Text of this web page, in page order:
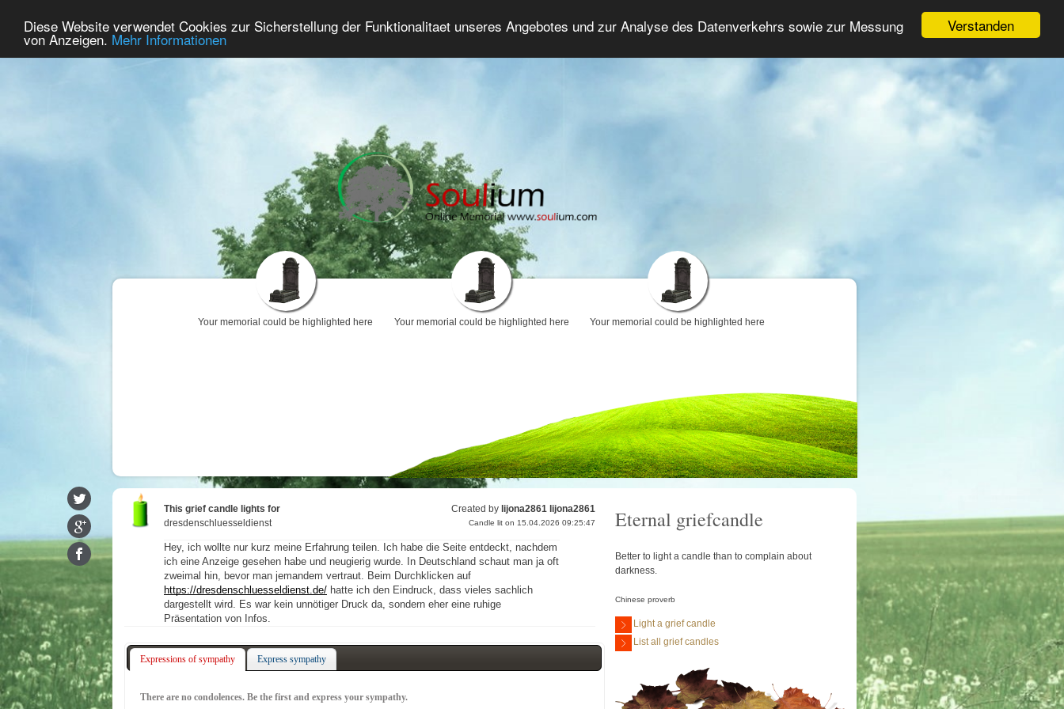
Verstanden
Diese Website verwendet Cookies zur Sicherstellung der Funktionalitaet unseres Angebotes und zur Analyse des Datenverkehrs sowie zur Messung
von Anzeigen. Mehr Informationen
Home Premium Commemorate Grief Forum Advanced Search Login/Register
Your memorial could be highlighted here Your memorial could be highlighted here Your memorial could be highlighted here
This grief candle lights for
dresdenschluesseldienst
Created by lijona2861 lijona2861
Candle lit on 15.04.2026 09:25:47
Hey, ich wollte nur kurz meine Erfahrung teilen. Ich habe die Seite entdeckt, nachdem
ich eine Anzeige gesehen habe und neugierig wurde. In Deutschland schaut man ja oft
zweimal hin, bevor man jemandem vertraut. Beim Durchklicken auf
https://dresdenschluesseldienst.de/ hatte ich den Eindruck, dass vieles sachlich
dargestellt wird. Es war kein unnötiger Druck da, sondern eher eine ruhige
Präsentation von Infos.
Expressions of sympathy Express sympathy
There are no condolences. Be the first and express your sympathy.
Eternal griefcandle
Better to light a candle than to complain about
darkness.
Chinese proverb
Light a grief candle
List all grief candles